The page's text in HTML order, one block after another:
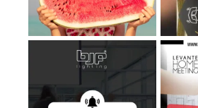
Recuerda que los días 𝟮𝟭, 𝟮𝟮 𝘆
𝟮𝟯 de
...
3 0